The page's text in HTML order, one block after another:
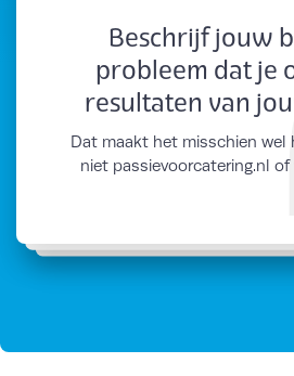
Beschrijf jouw
probleem dat je
resultaten van
Dat maakt het misschien wel
niet passievoorcatering.nl